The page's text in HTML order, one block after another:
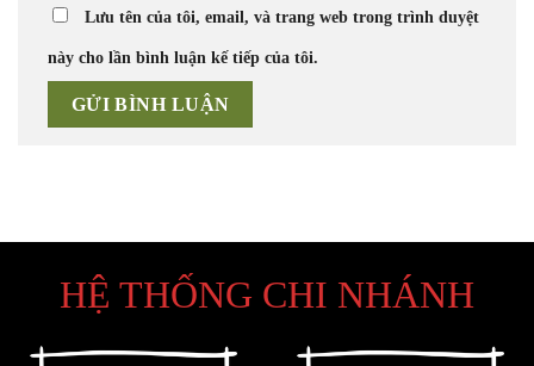
Lưu tên của tôi, email, và trang web trong trình duyệt
này cho lần bình luận kế tiếp của tôi.
HỆ THỐNG CHI NHÁNH